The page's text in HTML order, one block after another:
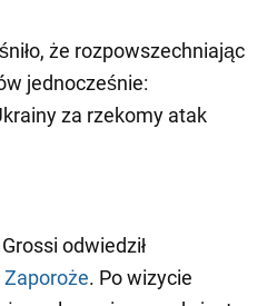
że rozpowszechniając
jednocześnie:
za rzekomy atak
odwiedził
. Po wizycie